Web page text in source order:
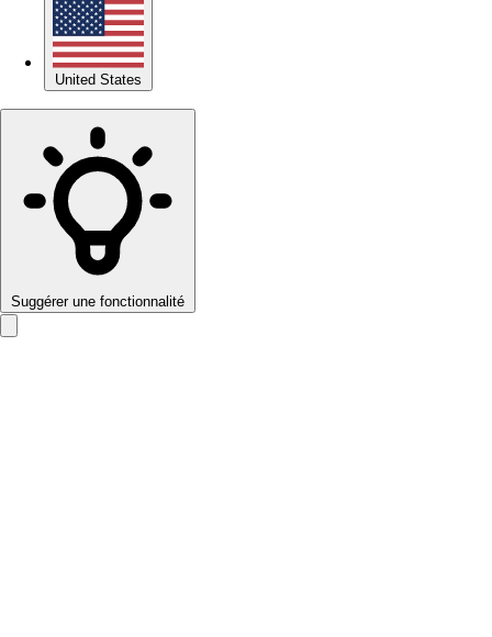
United States
Suggérer une fonctionnalité